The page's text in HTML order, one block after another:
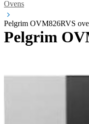
Ovens
Pelgrim OVM826RVS
Pelgrim